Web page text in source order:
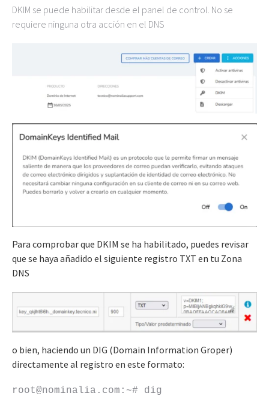
DKIM se puede habilitar desde el panel de control. No se
requiere ninguna otra acción en el DNS
Para comprobar que DKIM se ha habilitado, puedes revisar
que se haya añadido el siguiente registro TXT en tu Zona
DNS
o bien, haciendo un DIG (Domain Information Groper)
directamente al registro en este formato:
root@nominalia.com:~# dig